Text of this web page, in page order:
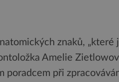
znaků, „které
Amelie
poradcem při